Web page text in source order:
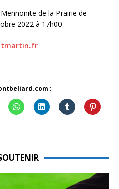
de la Prairie de
2022 à 17h00.
: